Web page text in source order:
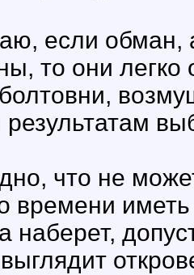
если
то они
результатам
что не
времени
наберет,